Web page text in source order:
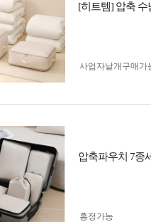
[히트템] 압축
사업자 낱개구매가
압축파우치 7종
흥정가능